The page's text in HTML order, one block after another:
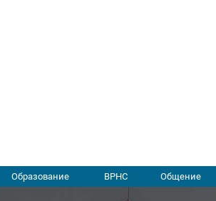
Образование ВРНС Общение